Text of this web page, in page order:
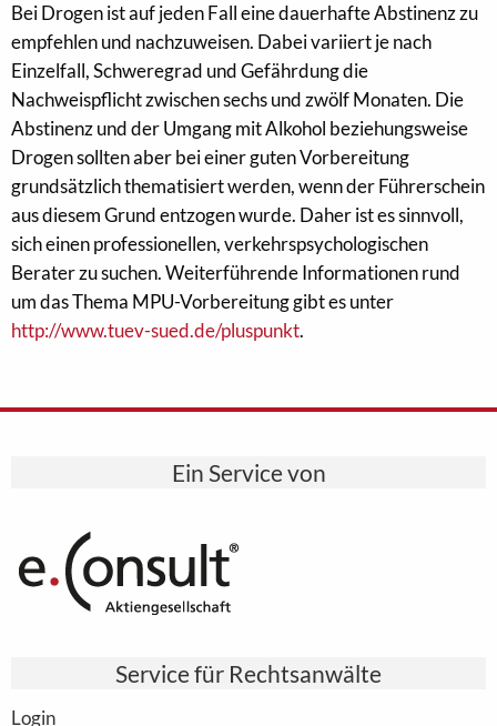
Bei Drogen ist auf jeden Fall eine dauerhafte Abstinenz zu
empfehlen und nachzuweisen. Dabei variiert je nach
Einzelfall, Schweregrad und Gefährdung die
Nachweispflicht zwischen sechs und zwölf Monaten. Die
Abstinenz und der Umgang mit Alkohol beziehungsweise
Drogen sollten aber bei einer guten Vorbereitung
grundsätzlich thematisiert werden, wenn der Führerschein
aus diesem Grund entzogen wurde. Daher ist es sinnvoll,
sich einen professionellen, verkehrspsychologischen
Berater zu suchen. Weiterführende Informationen rund
um das Thema MPU-Vorbereitung gibt es unter
http://www.tuev-sued.de/pluspunkt.
Ein Service von
Service für Rechtsanwälte
Login